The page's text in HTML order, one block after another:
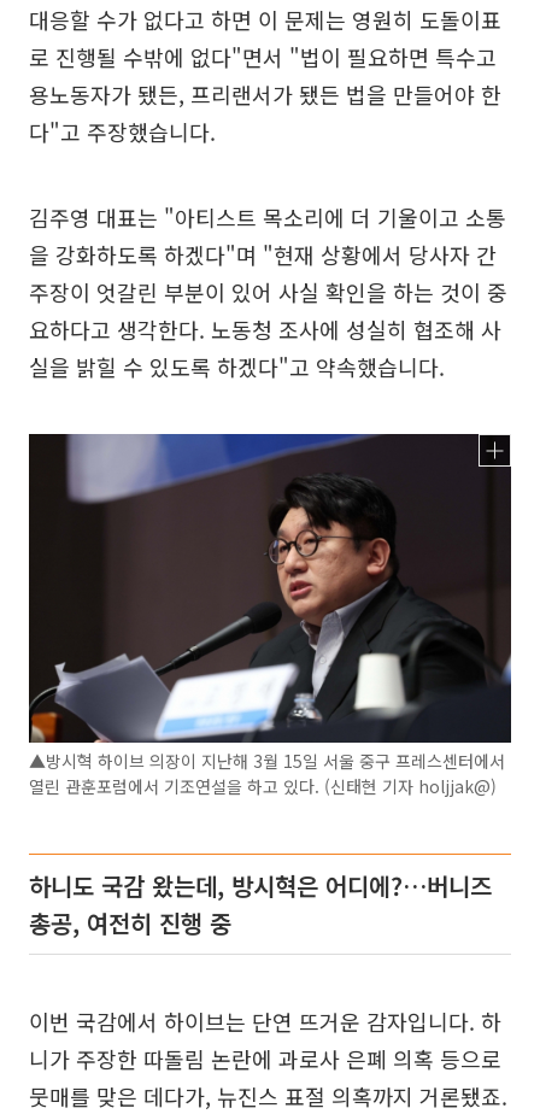
대응할 수가 없다고 하면 이 문제는 영원히 도돌이표
로 진행될 수밖에 없다"면서 "법이 필요하면 특수고
용노동자가 됐든, 프리랜서가 됐든 법을 만들어야 한
다"고 주장했습니다.
김주영 대표는 "아티스트 목소리에 더 기울이고 소통
을 강화하도록 하겠다"며 "현재 상황에서 당사자 간
주장이 엇갈린 부분이 있어 사실 확인을 하는 것이 중
요하다고 생각한다. 노동청 조사에 성실히 협조해 사
실을 밝힐 수 있도록 하겠다"고 약속했습니다.
▲방시혁 하이브 의장이 지난해 3월 15일 서울 중구 프레스센터에서
열린 관훈포럼에서 기조연설을 하고 있다. (신태현 기자 holjjak@)
하니도 국감 왔는데, 방시혁은 어디에?…버니즈
총공, 여전히 진행 중
이번 국감에서 하이브는 단연 뜨거운 감자입니다. 하
니가 주장한 따돌림 논란에 과로사 은폐 의혹 등으로
뭇매를 맞은 데다가, 뉴진스 표절 의혹까지 거론됐죠.